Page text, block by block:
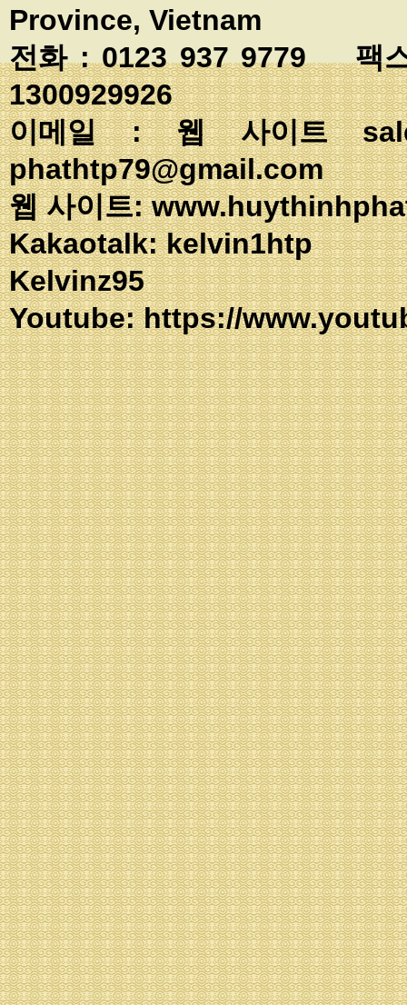
Province, Vietnam
전화 : 0123 937 9779 팩
1300929926
이메일 : 웹 사이트
phathtp79@gmail.com
웹 사이트:
Kakaotalk:
Kelvinz95
Youtube:https://